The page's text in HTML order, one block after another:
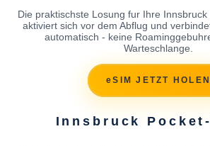
Die praktischste Losung fur Ihre
aktiviert sich vor dem Abflug und
automatisch - keine
Warteschlange.
eSIM JETZT HOLEN
Innsbruck Pocket-